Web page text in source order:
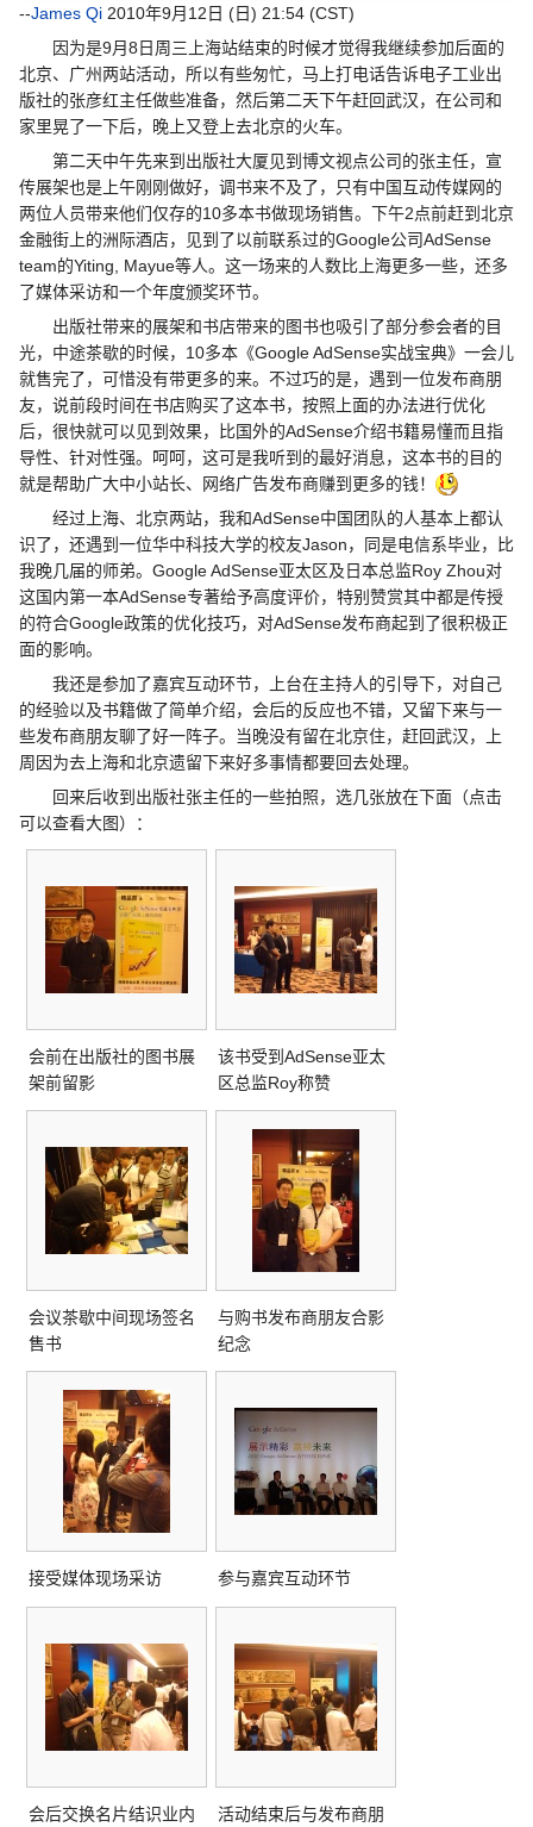
--James Qi 2010年9月12日 (日) 21:54 (CST)
因为是9月8日周三上海站结束的时候才觉得我继续参加后面的
北京、广州两站活动，所以有些匆忙，马上打电话告诉电子工业出
版社的张彦红主任做些准备，然后第二天下午赶回武汉，在公司和
家里晃了一下后，晚上又登上去北京的火车。
第二天中午先来到出版社大厦见到博文视点公司的张主任，宣
传展架也是上午刚刚做好，调书来不及了，只有中国互动传媒网的
两位人员带来他们仅存的10多本书做现场销售。下午2点前赶到北京
金融街上的洲际酒店，见到了以前联系过的Google公司AdSense
team的Yiting, Mayue等人。这一场来的人数比上海更多一些，还多
了媒体采访和一个年度颁奖环节。
出版社带来的展架和书店带来的图书也吸引了部分参会者的目
光，中途茶歇的时候，10多本《Google AdSense实战宝典》一会儿
就售完了，可惜没有带更多的来。不过巧的是，遇到一位发布商朋
友，说前段时间在书店购买了这本书，按照上面的办法进行优化
后，很快就可以见到效果，比国外的AdSense介绍书籍易懂而且指
导性、针对性强。呵呵，这可是我听到的最好消息，这本书的目的
就是帮助广大中小站长、网络广告发布商赚到更多的钱！
经过上海、北京两站，我和AdSense中国团队的人基本上都认
识了，还遇到一位华中科技大学的校友Jason，同是电信系毕业，比
我晚几届的师弟。Google AdSense亚太区及日本总监Roy Zhou对
这国内第一本AdSense专著给予高度评价，特别赞赏其中都是传授
的符合Google政策的优化技巧，对AdSense发布商起到了很积极正
面的影响。
我还是参加了嘉宾互动环节，上台在主持人的引导下，对自己
的经验以及书籍做了简单介绍，会后的反应也不错，又留下来与一
些发布商朋友聊了好一阵子。当晚没有留在北京住，赶回武汉，上
周因为去上海和北京遗留下来好多事情都要回去处理。
回来后收到出版社张主任的一些拍照，选几张放在下面（点击
可以查看大图）：
会前在出版社的图书展
架前留影
该书受到AdSense亚太
区总监Roy称赞
会议茶歇中间现场签名
售书
与购书发布商朋友合影
纪念
接受媒体现场采访 参与嘉宾互动环节
会后交换名片结识业内 活动结束后与发布商朋